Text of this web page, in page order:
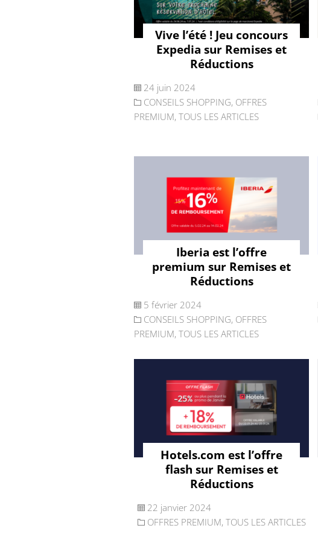
Vive l’été ! Jeu concours
Expedia sur Remises et
Réductions
24 juin 2024
CONSEILS SHOPPING, OFFRES
PREMIUM, TOUS LES ARTICLES
Iberia est l’offre
premium sur Remises et
Réductions
5 février 2024
CONSEILS SHOPPING, OFFRES
PREMIUM, TOUS LES ARTICLES
Hotels.com est l’offre
flash sur Remises et
Réductions
22 janvier 2024
OFFRES PREMIUM, TOUS LES ARTICLES